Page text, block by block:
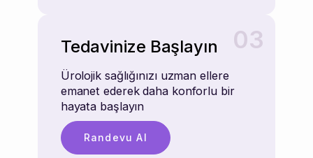
03
Tedavinize Başlayın
Ürolojik sağlığınızı uzman ellere
emanet ederek daha konforlu bir
hayata başlayın
Randevu Al